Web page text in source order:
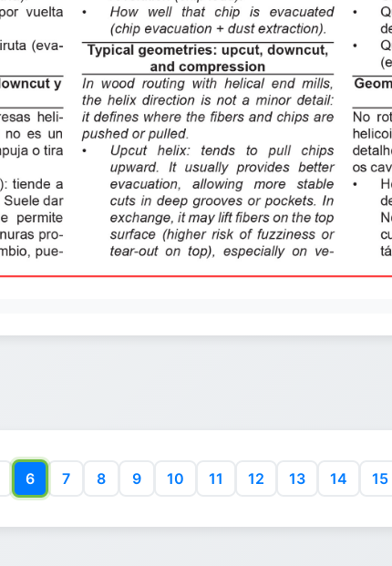
6 7 8 9 10 11 12 13 14 15